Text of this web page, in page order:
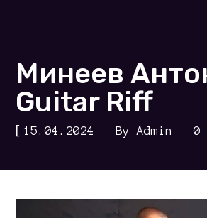
Минеев
Guitar Riff
[15.04.2024 ByAdmin 0